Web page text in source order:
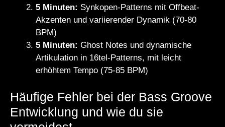
5 Minuten: Synkopen-Patterns mit Offbeat-
Akzenten und variierender Dynamik (70-80
BPM)
5 Minuten: Ghost Notes und dynamische
Artikulation in 16tel-Patterns, mit leicht
erhöhtem Tempo (75-85 BPM)
Häufige Fehler bei der Bass Groove
Entwicklung und wie du sie